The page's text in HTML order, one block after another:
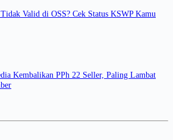
Valid di OSS? Cek Status KSWP Kamu
Kembalikan PPh 22 Seller, Paling Lambat